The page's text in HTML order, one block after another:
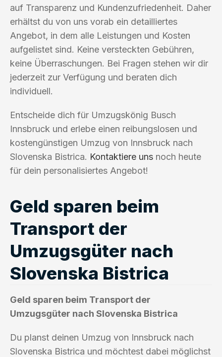
auf Transparenz und Kundenzufriedenheit. Daher
erhältst du von uns vorab ein detailliertes
Angebot, in dem alle Leistungen und Kosten
aufgelistet sind. Keine versteckten Gebühren,
keine Überraschungen. Bei Fragen stehen wir dir
jederzeit zur Verfügung und beraten dich
individuell.
Entscheide dich für Umzugskönig Busch
Innsbruck und erlebe einen reibungslosen und
kostengünstigen Umzug von Innsbruck nach
Slovenska Bistrica. Kontaktiere uns noch heute
für dein personalisiertes Angebot!
Geld sparen beim
Transport der
Umzugsgüter nach
Slovenska Bistrica
Geld sparen beim Transport der
Umzugsgüter nach Slovenska Bistrica
Du planst deinen Umzug von Innsbruck nach
Slovenska Bistrica und möchtest dabei möglichst